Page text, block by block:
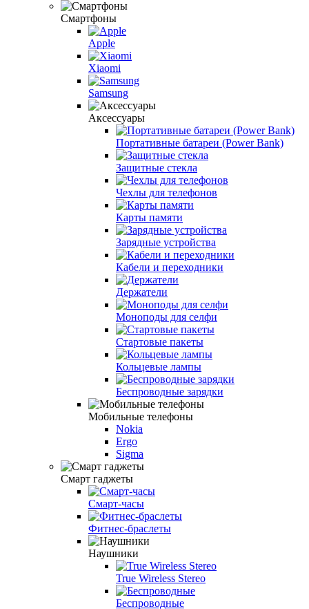
Смартфоны
Apple
Xiaomi
Samsung
Аксессуары
Портативные батареи (Power Bank)
Защитные стекла
Чехлы для телефонов
Карты памяти
Зарядные устройства
Кабели и переходники
Держатели
Моноподы для селфи
Стартовые пакеты
Кольцевые лампы
Беспроводные зарядки
Мобильные телефоны
Nokia
Ergo
Sigma
Смарт гаджеты
Смарт-часы
Фитнес-браслеты
Наушники
True Wireless Stereo
Беспроводные